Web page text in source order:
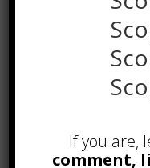
If you are,
comment,